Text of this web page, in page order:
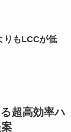
りもLCCが低
超高効率ハ